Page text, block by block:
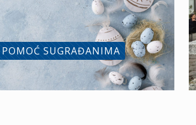
POMOĆ SUGRAĐANIMA